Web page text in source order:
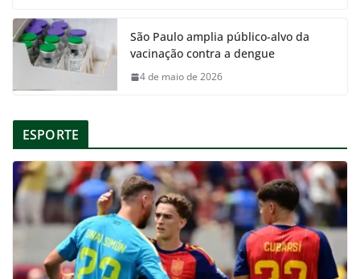
São Paulo amplia público-alvo da
vacinação contra a dengue
4 de maio de 2026
ESPORTE